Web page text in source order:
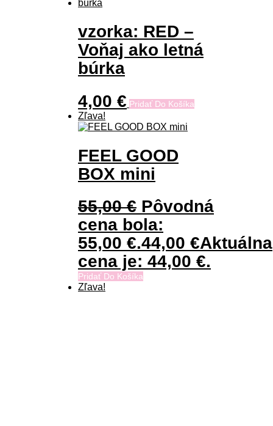
vzorka: RED –
Voňaj ako letná
búrka
4,00 € Pridať Do Košíka
Zľava!
FEEL GOOD
BOX mini
55,00€ Pôvodná
cena bola:
55,00 €.44,00 €Aktuálna
cena je: 44,00 €.
Pridať Do Košíka
Zľava!